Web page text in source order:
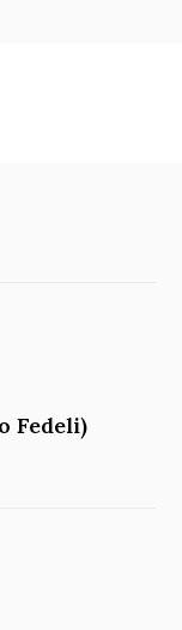
Fedeli)